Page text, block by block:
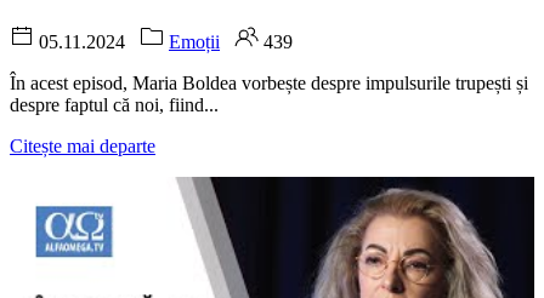
05.11.2024 Emoții
439
În acest episod, Maria Boldea vorbește despre impulsurile trupești și
despre faptul că noi, fiind...
Citește mai departe